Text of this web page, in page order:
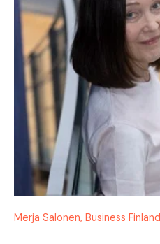
Merja Salonen, Business Finland